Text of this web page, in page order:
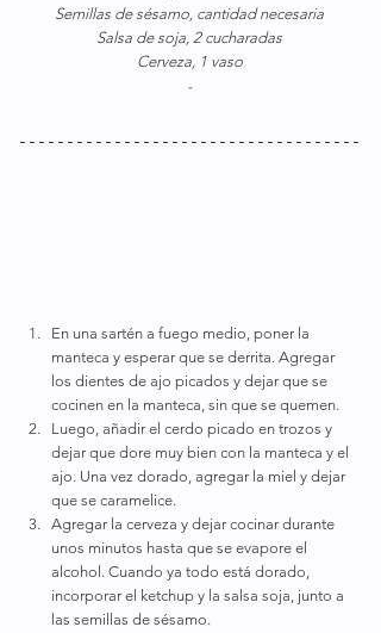
Semillas de sésamo, cantidad necesaria
Salsa de soja, 2 cucharadas
Cerveza, 1 vaso
-
En una sartén a fuego medio, poner la
manteca y esperar que se derrita. Agregar
los dientes de ajo picados y dejar que se
cocinen en la manteca, sin que se quemen.
Luego, añadir el cerdo picado en trozos y
dejar que dore muy bien con la manteca y el
ajo. Una vez dorado, agregar la miel y dejar
que se caramelice.
Agregar la cerveza y dejar cocinar durante
unos minutos hasta que se evapore el
alcohol. Cuando ya todo está dorado,
incorporar el ketchup y la salsa soja, junto a
las semillas de sésamo.